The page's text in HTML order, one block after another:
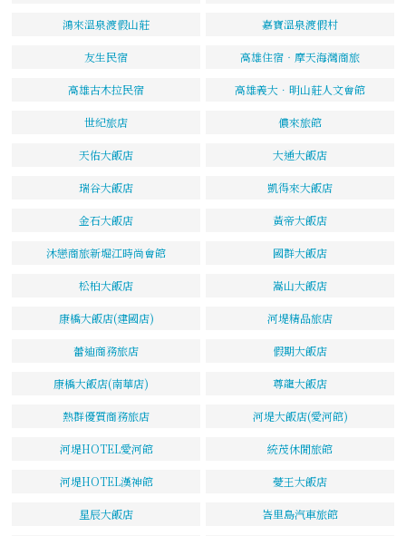
鴻來溫泉渡假山莊 嘉寶溫泉渡假村
友生民宿 高雄住宿‧摩天海灣商旅
高雄古木拉民宿 高雄義大．明山莊人文會館
世紀旅店 儂來旅館
天佑大飯店 大通大飯店
瑞谷大飯店 凱得來大飯店
金石大飯店 黃帝大飯店
沐戀商旅新堀江時尚會館 國群大飯店
松柏大飯店 嵩山大飯店
康橋大飯店(建國店) 河堤精品旅店
蕾迪商務旅店 假期大飯店
康橋大飯店(南華店) 尊龍大飯店
熱群優質商務旅店 河堤大飯店(愛河館)
河堤HOTEL愛河館 統茂休閒旅館
河堤HOTEL漢神館 薆王大飯店
星辰大飯店 峇里島汽車旅館